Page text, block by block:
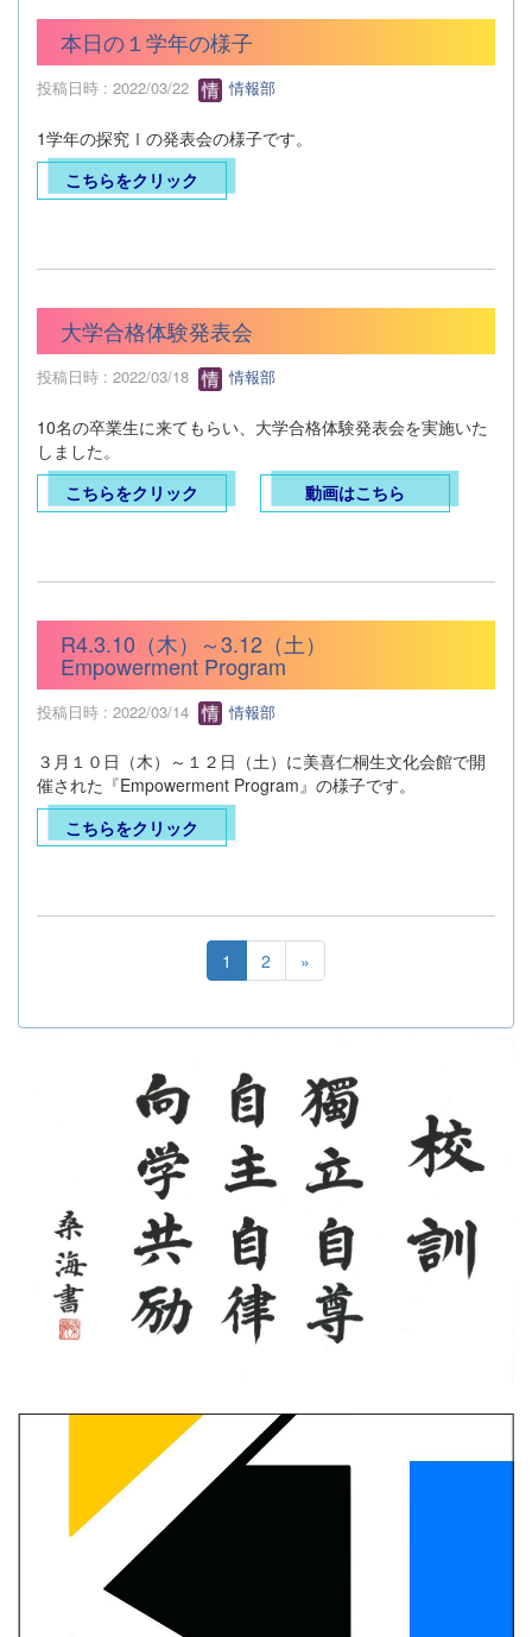
本日の１学年の様子
投稿日時 : 2022/03/22 情報部
1学年の探究Ⅰの発表会の様子です。
こちらをクリック
大学合格体験発表会
投稿日時 : 2022/03/18 情報部
10名の卒業生に来てもらい、大学合格体験発表会を実施いた
しました。
こちらをクリック
動画はこちら
R4.3.10（木）～3.12（土）
Empowerment Program
投稿日時 : 2022/03/14 情報部
３月１０日（木）～１２日（土）に美喜仁桐生文化会館で開
催された『Empowerment Program』の様子です。
こちらをクリック
1 2 »